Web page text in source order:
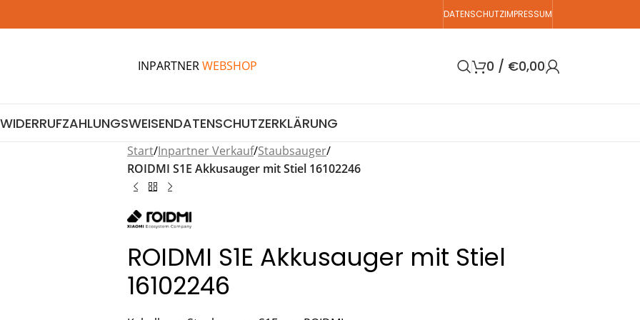
DATENSCHUTZIMPRESSUM
INPARTNERWEBSHOP 0 / €0,00
WIDERRUFZAHLUNGSWEISENDATENSCHUTZERKLÄRUNG
Start/Inpartner Verkauf/Staubsauger/
ROIDMI S1E Akkusauger mit Stiel 16102246
ROIDMI S1E Akkusauger mit Stiel
16102246